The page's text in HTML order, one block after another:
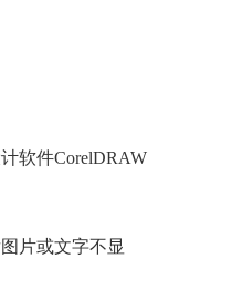
软件CorelDRAW
片或文字不显